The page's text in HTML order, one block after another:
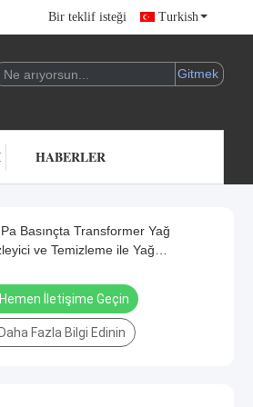
Bir teklif isteği Turkish
HABERLER
Basınçta Transformer Yağ
ve Temizleme ile Yağ
Hemen İletişime Geçin
Daha Fazla Bilgi Edinin